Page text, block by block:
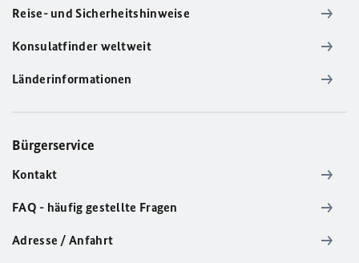
Reise- und Sicherheitshinweise
Konsulatfinder weltweit
Länderinformationen
Bürgerservice
Kontakt
FAQ - häufig gestellte Fragen
Adresse / Anfahrt